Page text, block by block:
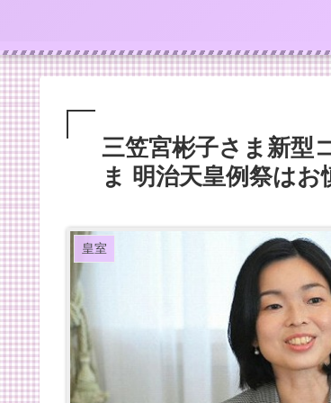
三笠宮彬子さま新型
ま 明治天皇例祭はお
皇室